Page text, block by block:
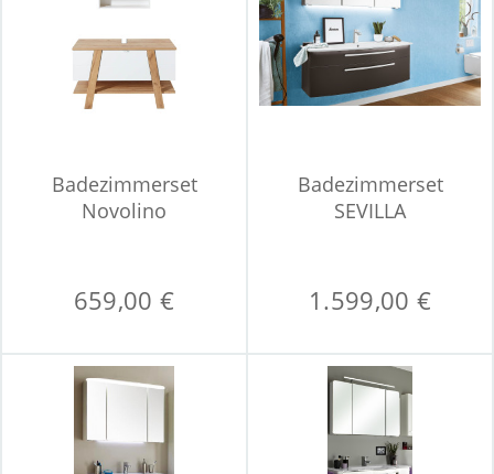
Badezimmerset
Novolino
659,00 €
Badezimmerset
SEVILLA
1.599,00 €